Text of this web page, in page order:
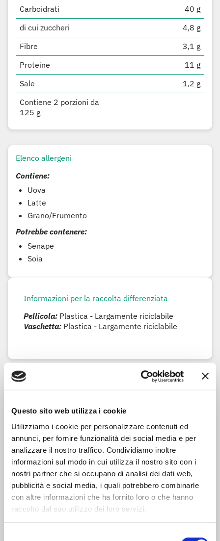
Questo sito web utilizza i cookie
Utilizziamo i cookie per personalizzare contenuti ed
annunci, per fornire funzionalità dei social media e per
analizzare il nostro traffico. Condividiamo inoltre
informazioni sul modo in cui utilizza il nostro sito con i
nostri partner che si occupano di analisi dei dati web,
pubblicità e social media, i quali potrebbero combinarle
con altre informazioni che ha fornito loro o che hanno
raccolto dal suo utilizzo dei loro servizi.
Carboidrati
40 g
di cui zuccheri
4,8 g
Fibre
3,1 g
Proteine
11 g
Sale
1,2 g
Contiene 2 porzioni da
125 g
Elenco allergeni
Contiene:
Uova
Latte
Grano/Frumento
Potrebbe contenere:
Senape
Soia
Informazioni per la raccolta differenziata
Pellicola: Plastica - Largamente riciclabile
Vaschetta: Plastica - Largamente riciclabile
Modalità di preparazione
Cuocere in abbondante acqua salata bollente (o
brodo) per 2/3 minuti, scolare e condire.
Ingredienti
Pasta 60%: farina di granotenero,uova*(18%
sul totale del prodotto, 30% sulla pasta), semola